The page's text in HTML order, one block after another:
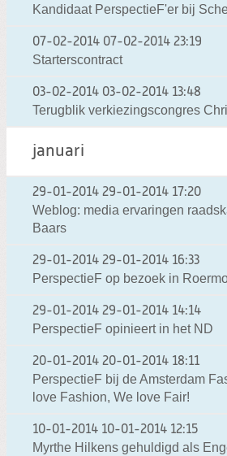
Kandidaat PerspectieF'er bij
07-02-2014 07-02-2014 23:19
Starterscontract
03-02-2014 03-02-2014 13:48
Terugblik verkiezingscongres
januari
29-01-2014 29-01-2014 17:20
Weblog: media ervaringen
Baars
29-01-2014 29-01-2014 16:33
PerspectieF op bezoek in
29-01-2014 29-01-2014 14:14
PerspectieF opinieert in het ND
20-01-2014 20-01-2014 18:11
PerspectieF bij de Amsterdam
love Fashion, We love Fair!
10-01-2014 10-01-2014 12:15
Myrthe Hilkens gehuldigd als